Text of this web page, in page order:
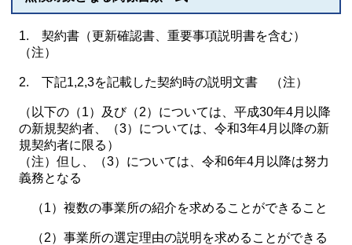
1. 契約書（更新確認書、重要事項説明書を含む）
（注）
2. 下記1,2,3を記載した契約時の説明文書 （注）
（以下の（1）及び（2）については、平成30年4月以降
の新規契約者、（3）については、令和3年4月以降の新
規契約者に限る）
（注）但し、（3）については、令和6年4月以降は努力
義務となる
（1）複数の事業所の紹介を求めることができること
（2）事業所の選定理由の説明を求めることができる